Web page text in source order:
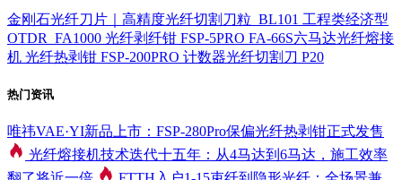
金刚石光纤刀片｜高精度光纤切割刀粒_BL101 工程类经济型
OTDR_FA1000 光纤剥纤钳 FSP-5PRO FA-66S六马达光纤熔接
机 光纤热剥钳 FSP-200PRO 计数器光纤切割刀 P20
热门资讯
唯祎VAE·YI新品上市：FSP-280Pro保偏光纤热剥钳正式发售
光纤熔接机技术迭代十五年：从4马达到6马达，施工效率